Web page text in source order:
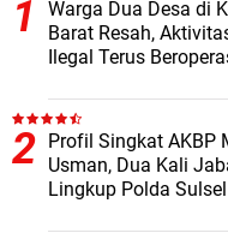
Warga Dua Desa di
Barat Resah,
Ilegal Terus
Profil Singkat AKBP
Usman, Dua Kali
Lingkup Polda Sulsel